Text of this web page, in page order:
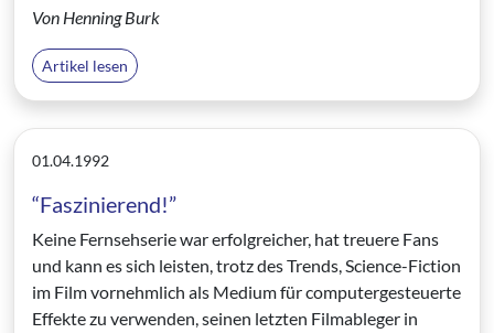
Von Henning Burk
Artikel lesen
01.04.1992
“Faszinierend!”
Keine Fernsehserie war erfolgreicher, hat treuere Fans
und kann es sich leisten, trotz des Trends, Science-Fiction
im Film vornehmlich als Medium für computergesteuerte
Effekte zu verwenden, seinen letzten Filmableger in